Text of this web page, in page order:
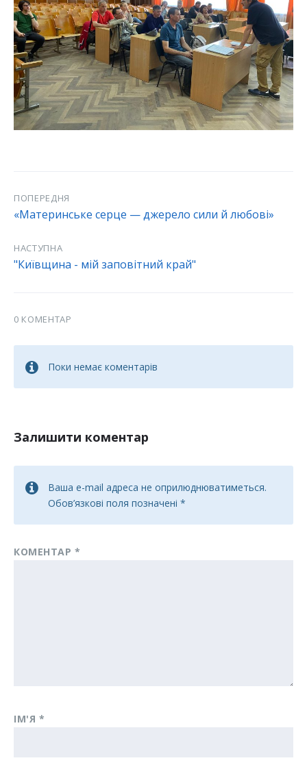
ПОПЕРЕДНЯ
«Материнське серце — джерело сили й любові»
НАСТУПНА
"Київщина - мій заповітний край"
0 КОМЕНТАР
Поки немає коментарів
Залишити коментар
Ваша e-mail адреса не оприлюднюватиметься.
Обов’язкові поля позначені *
КОМЕНТАР*
ІМ'Я *